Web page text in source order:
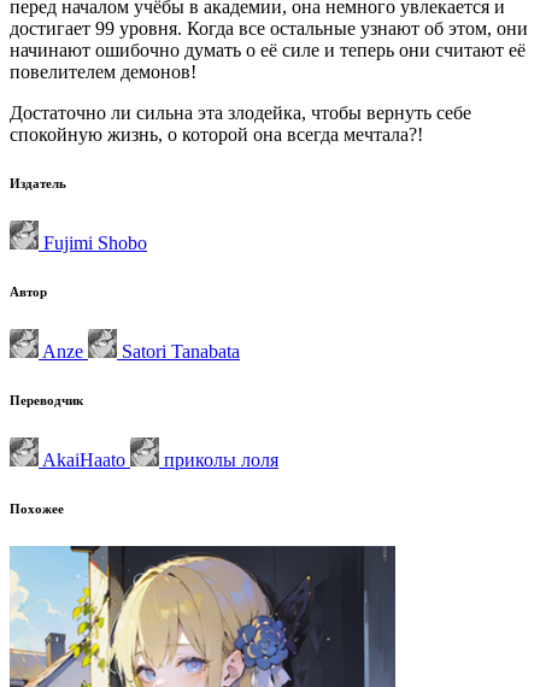
перед началом учёбы в академии, она немного увлекается и
достигает 99 уровня. Когда все остальные узнают об этом, они
начинают ошибочно думать о её силе и теперь они считают её
повелителем демонов!
Достаточно ли сильна эта злодейка, чтобы вернуть себе
спокойную жизнь, о которой она всегда мечтала?!
Издатель
Fujimi Shobo
Автор
Anze Satori Tanabata
Переводчик
AkaiHaato приколы лоля
Похожее